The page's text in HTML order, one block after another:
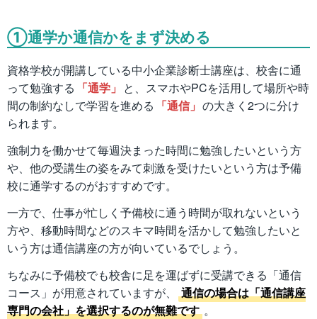
①通学か通信かをまず決める
資格学校が開講している中小企業診断士講座は、校舎に通
って勉強する 「通学」 と、スマホやPCを活用して場所や時
間の制約なしで学習を進める 「通信」 の大きく2つに分け
られます。
強制力を働かせて毎週決まった時間に勉強したいという方
や、他の受講生の姿をみて刺激を受けたいという方は予備
校に通学するのがおすすめです。
一方で、仕事が忙しく予備校に通う時間が取れないという
方や、移動時間などのスキマ時間を活かして勉強したいと
いう方は通信講座の方が向いているでしょう。
ちなみに予備校でも校舎に足を運ばずに受講できる「通信
コース」が用意されていますが、
通信の場合は「通信講座
専門の会社」を選択するのが無難です 。